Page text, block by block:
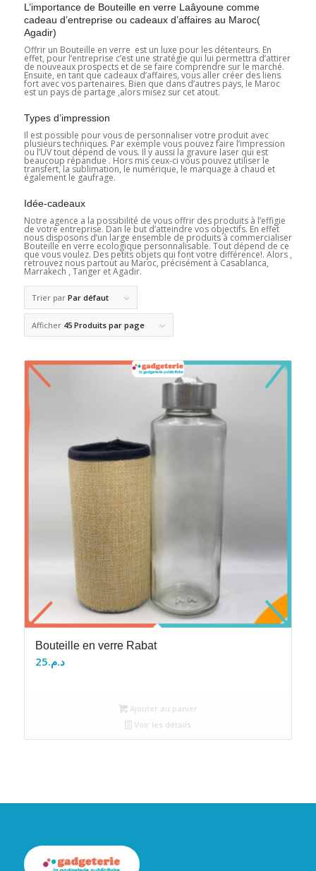
L’importance de Bouteille en verre Laâyoune comme
cadeau d’entreprise ou cadeaux d’affaires au Maroc(
Agadir)
Offrir un Bouteille en verre est un luxe pour les détenteurs. En
effet, pour l’entreprise c’est une stratégie qui lui permettra d’attirer
de nouveaux prospects et de se faire comprendre sur le marché.
Ensuite, en tant que cadeaux d’affaires, vous aller créer des liens
fort avec vos partenaires. Bien que dans d’autres pays, le Maroc
est un pays de partage ,alors misez sur cet atout.
Types d’impression
Il est possible pour vous de personnaliser votre produit avec
plusieurs techniques. Par exemple vous pouvez faire l’impression
ou l’UV tout dépend de vous. Il y aussi la gravure laser qui est
beaucoup répandue . Hors mis ceux-ci vous pouvez utiliser le
transfert, la sublimation, le numérique, le marquage à chaud et
également le gaufrage.
Idée-cadeaux
Notre agence a la possibilité de vous offrir des produits à l’effigie
de votre entreprise. Dan le but d’atteindre vos objectifs. En effet
nous disposons d’un large ensemble de produits à commercialiser
Bouteille en verre ecologique personnalisable. Tout dépend de ce
que vous voulez. Des petits objets qui font votre différence!. Alors ,
retrouvez nous partout au Maroc, précisément à Casablanca,
Marrakech , Tanger et Agadir.
Trier par Par défaut
Afficher 45 Produits par page
Bouteille en verre Rabat
د.م.25
Ajouter au panier
Voir les détails